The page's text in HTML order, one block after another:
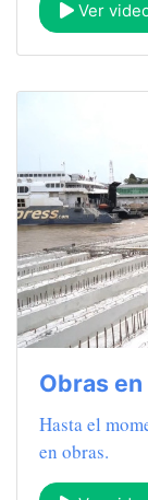
Ver
Obras
Hasta el
en obras.